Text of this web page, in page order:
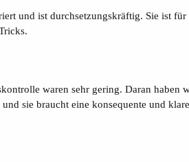
und ist durchsetzungskräftig. Sie ist
waren sehr gering. Daran haben
sie braucht eine konsequente und